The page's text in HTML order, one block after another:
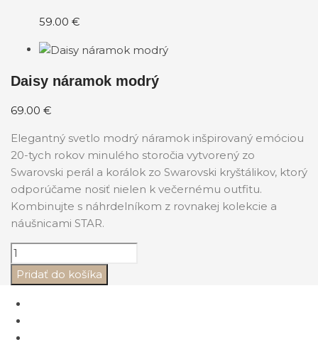
59.00 €
Daisy náramok modrý
69.00 €
Elegantný svetlo modrý náramok inšpirovaný emóciou
20-tych rokov minulého storočia vytvorený zo
Swarovski perál a korálok zo Swarovski kryštálikov, ktorý
odporúčame nosiť nielen k večernému outfitu.
Kombinujte s náhrdelníkom z rovnakej kolekcie a
náušnicami STAR.
Pridať do košíka